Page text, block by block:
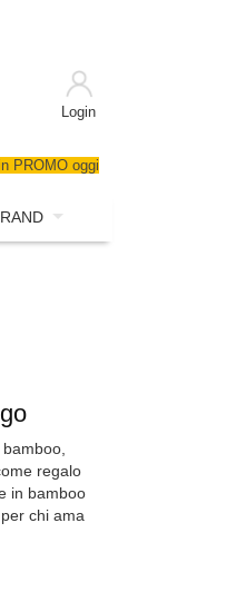
Login
PROMO oggi
regalo
in bamboo
chi ama